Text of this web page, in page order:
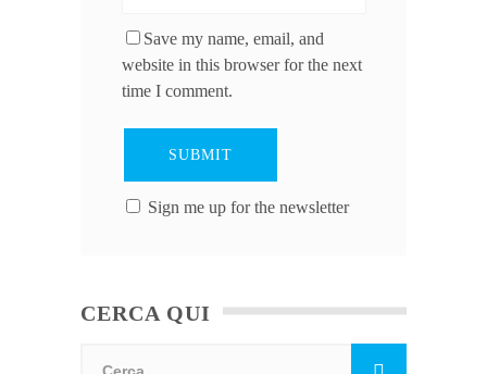
Save my name, email, and
website in this browser for the next
time I comment.
Sign me up for the newsletter
CERCA QUI